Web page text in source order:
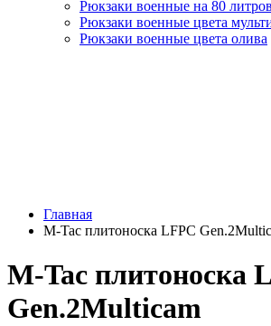
Рюкзаки военные на 80 литров
Рюкзаки военные цвета
Рюкзаки военные цвета олива
Главная
M-Tac плитоноска LFPC
M-Tac плитоноска
Gen.2Multicam